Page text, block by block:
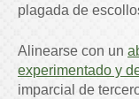
plagada de
Alinearse con un
experimentado y
imparcial de